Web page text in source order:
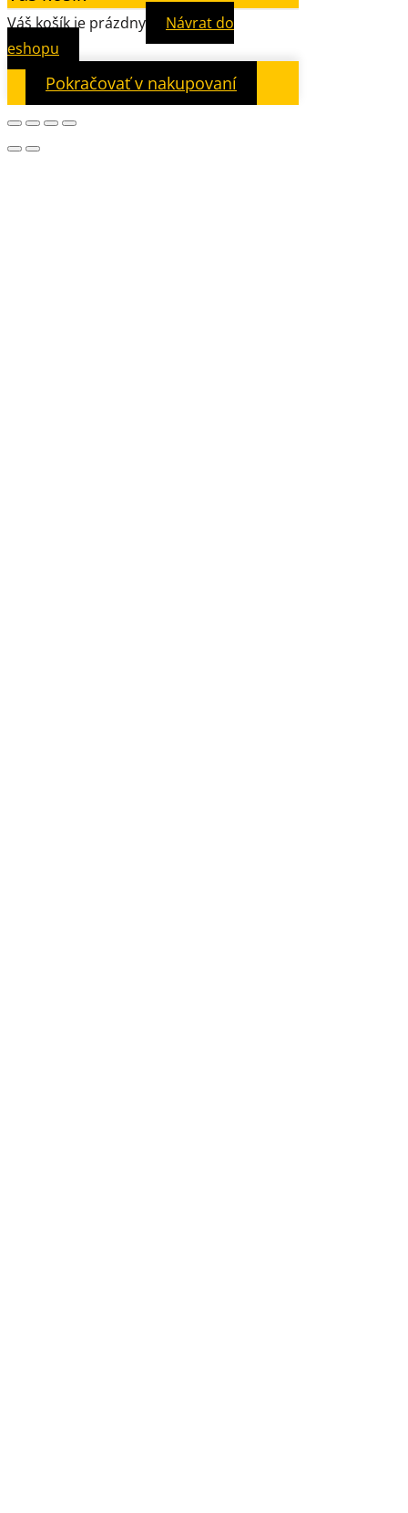
Váš košík je prázdny
Návrat do
eshopu
Pokračovať v nakupovaní